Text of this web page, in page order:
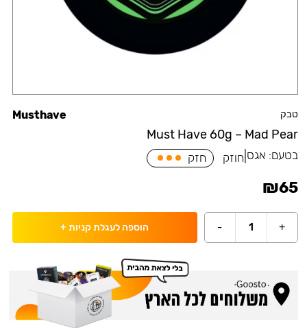
טבק
Must Have 60g – Mad Pear
Musthave
בטעם: אגס חוזק חזק
₪65
+
1
- הוספה לעגלת קניות +